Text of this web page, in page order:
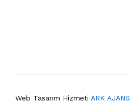
Web Tasarım Hizmeti ARK AJANS